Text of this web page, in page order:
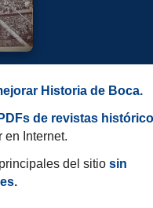
Historia de Boca.
PDFs de revistas
en Internet.
del sitio sin